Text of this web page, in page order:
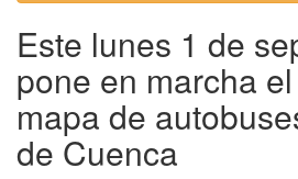
Este lunes 1 de
pone en marcha
mapa de
de Cuenca